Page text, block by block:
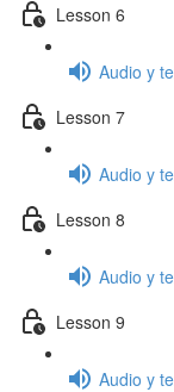
Lesson 6
Audio y
Lesson 7
Audio y
Lesson 8
Audio y
Lesson 9
Audio y